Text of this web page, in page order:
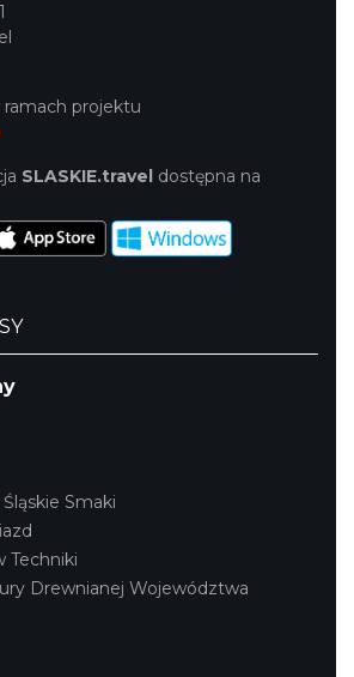
ramach projektu
SLASKIE.travel dostępna na
Smaki
Techniki
Drewnianej Województwa